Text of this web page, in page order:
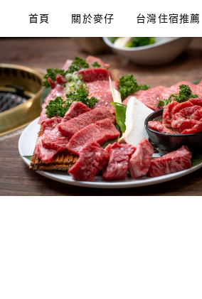
content
首頁 關於麥仔 台灣住宿推薦